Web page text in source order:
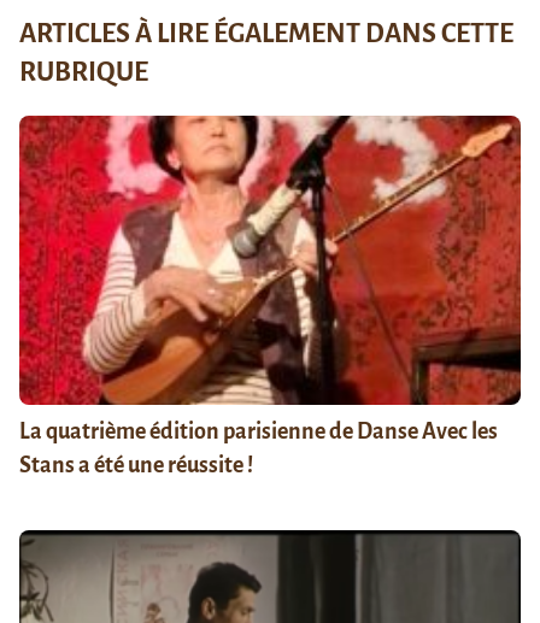
ARTICLES À LIRE ÉGALEMENT DANS CETTE
RUBRIQUE
La quatrième édition parisienne de Danse Avec les
Stans a été une réussite !